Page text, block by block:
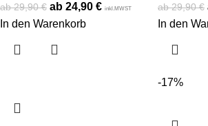
29,90€ 24,90 € inkl.MWST
In den Warenkorb
29,90€
In den
-17%